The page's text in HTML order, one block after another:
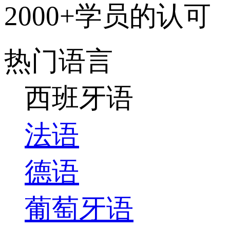
2000+学员的认可
热门语言
西班牙语
法语
德语
葡萄牙语